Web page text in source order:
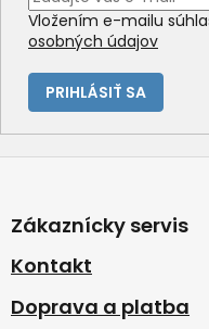
Vložením e-mailu
osobných údajov
PRIHLÁSIŤ SA
p
ä
e
Zákaznícky servis
Kontakt
Doprava a platba